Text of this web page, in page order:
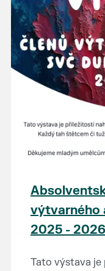
výtvarného
2025 - 2026
Tato výstava